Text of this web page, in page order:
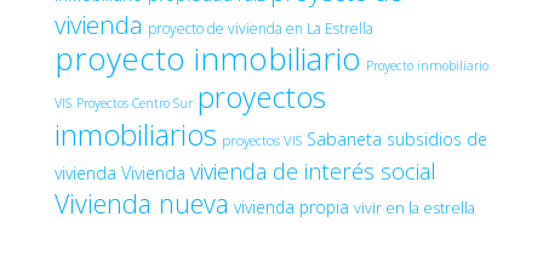
vivienda proyecto de vivienda en La Estrella
proyecto inmobiliario Proyecto inmobiliario
VIS Proyectos Centro Sur proyectos
inmobiliarios proyectos VIS Sabaneta subsidios de
vivienda Vivienda vivienda de interés social
Vivienda nueva vivienda propia vivir en la estrella